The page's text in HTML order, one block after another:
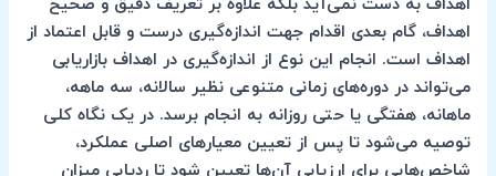
اهداف به دست نمی‌آید بلکه علاوه بر تعریف دقیق و صحیح
اهداف، گام بعدی اقدام جهت اندازه‌گیری درست و قابل اعتماد از
اهداف است. انجام این نوع از اندازه‌گیری در اهداف بازاریابی
می‌تواند در دوره‌های زمانی متنوعی نظیر سالانه، سه ماهه،
ماهانه، هفتگی یا حتی روزانه به انجام برسد. در یک نگاه کلی
توصیه می‌شود تا پس از تعیین معیارهای اصلی عملکرد،
شاخص‌هایی برای ارزیابی آن‌ها تعیین شود تا ردیابی میزان